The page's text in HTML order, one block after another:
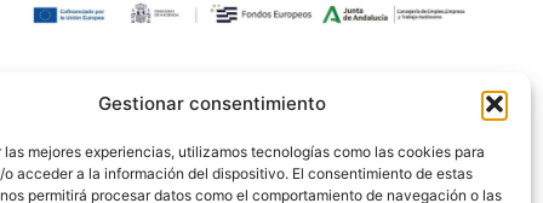
Gestionar consentimiento
las mejores experiencias, utilizamos tecnologías como las cookies para
o acceder a la información del dispositivo. El consentimiento de estas
permitirá procesar datos como el comportamiento de navegación o las